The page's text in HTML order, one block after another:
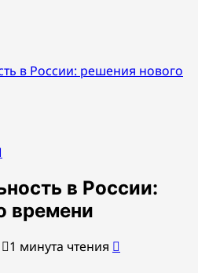
в России: решения нового
в России:
времени
1 минута чтения